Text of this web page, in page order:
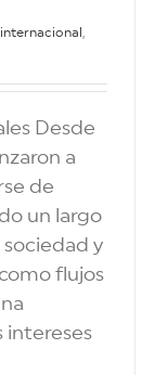
Desde
a
de
un largo
y
flujos
intereses